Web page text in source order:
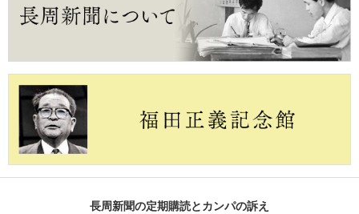
長周新聞の定期購読とカンパの訴え